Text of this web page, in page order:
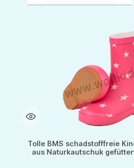
Tolle BMS schadstofffreie
aus Naturkautschuk